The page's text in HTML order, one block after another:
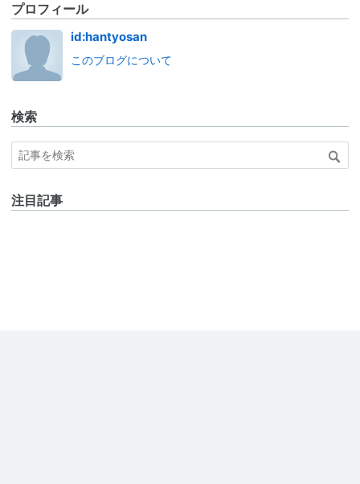
プロフィール
id:hantyosan
このブログについて
検索
注目記事